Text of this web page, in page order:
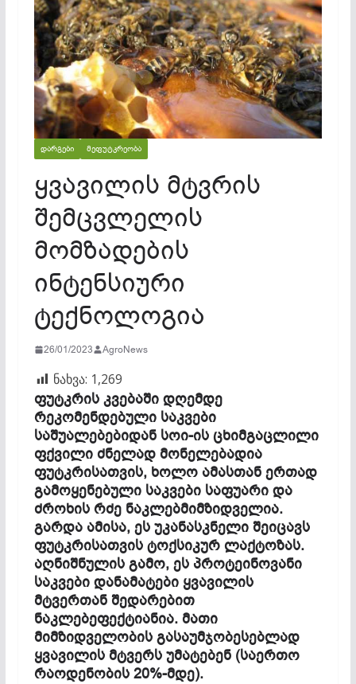
ᲓᲐᲠᲒᲔᲑᲘ ᲛᲔᲤᲣᲢᲙᲠᲔᲝᲑᲐ
ყვავილის მტვრის
შემცვლელის
მომზადების
ინტენსიური
ტექნოლოგია
26/01/2023 AgroNews
ნახვა: 1,269
ფუტკრის კვებაში დღემდე
რეკომენდებული საკვები
საშუალებებიდან სოი-ის ცხიმგაცლილი
ფქვილი ძნელად მონელებადია
ფუტკრისათვის, ხოლო ამასთან ერთად
გამოყენებული საკვები საფუარი და
ძროხის რძე ნაკლებმიმზიდველია.
გარდა ამისა, ეს უკანასკნელი შეიცავს
ფუტკრისათვის ტოქსიკურ ლაქტოზას.
აღნიშნულის გამო, ეს პროტეინოვანი
საკვები დანამატები ყვავილის
მტვერთან შედარებით
ნაკლებეფექტიანია. მათი
მიმზიდველობის გასაუმჯობესებლად
ყვავილის მტვერს უმატებენ (საერთო
რაოდენობის 20%-მდე).